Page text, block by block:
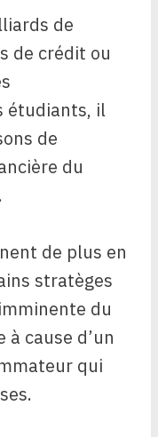
de
de crédit ou
étudiants, il
de
du
de plus en
stratèges
du
cause d’un
qui